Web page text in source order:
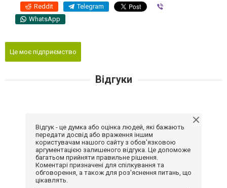
Reddit Telegram
WhatsApp
Це моє підприємство
Відгуки
Відгук - це думка або оцінка людей, які бажають
передати досвід або враження іншим
користувачам нашого сайту з обов'язковою
аргументацією залишеного відгука. Це допоможе
багатьом прийняти правильне рішення.
Коментарі призначені для спілкування та
обговорення, а також для роз'яснення питань, що
цікавлять.